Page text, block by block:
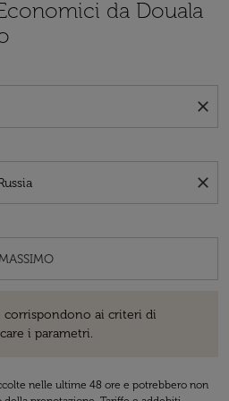
da Douala
close
close
ai criteri di
i parametri.
nelle ultime 48 ore e potrebbero non